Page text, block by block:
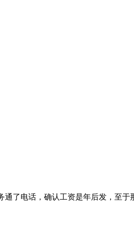
通了电话，确认工资是年后发，至